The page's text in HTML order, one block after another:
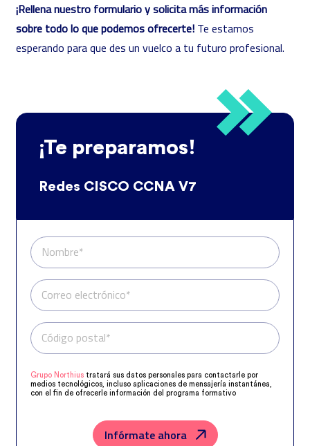
¡Rellena nuestro formulario y solicita más información
sobre todo lo que podemos ofrecerte! Te estamos
esperando para que des un vuelco a tu futuro profesional.
¡Te preparamos!
Redes CISCO CCNA V7
Nombre*
Correo electrónico*
Teléfono*
Código postal*
Grupo Northius tratará sus datos personales para contactarle por
medios tecnológicos, incluso aplicaciones de mensajería instantánea,
con el fin de ofrecerle información del programa formativo
correspondiente. Compartiremos su solicitud con las empresas que
Grupo Northius
, con el objeto de que estas puedan
hacerle llegar la mejor oferta de productos y servicios de acuerdo a su
Infórmate ahora